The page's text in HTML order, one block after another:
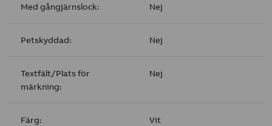
Med gångjärnslock: Nej
Petskyddad: Nej
Textfält/Plats för
märkning:
Nej
Färg: Vit